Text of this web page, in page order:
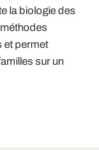
la biologie des
et permet
sur un